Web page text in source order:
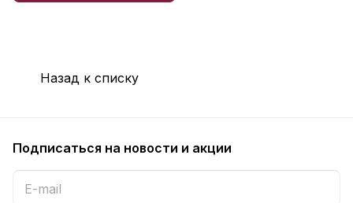
Назад к списку
Подписаться на новости и акции